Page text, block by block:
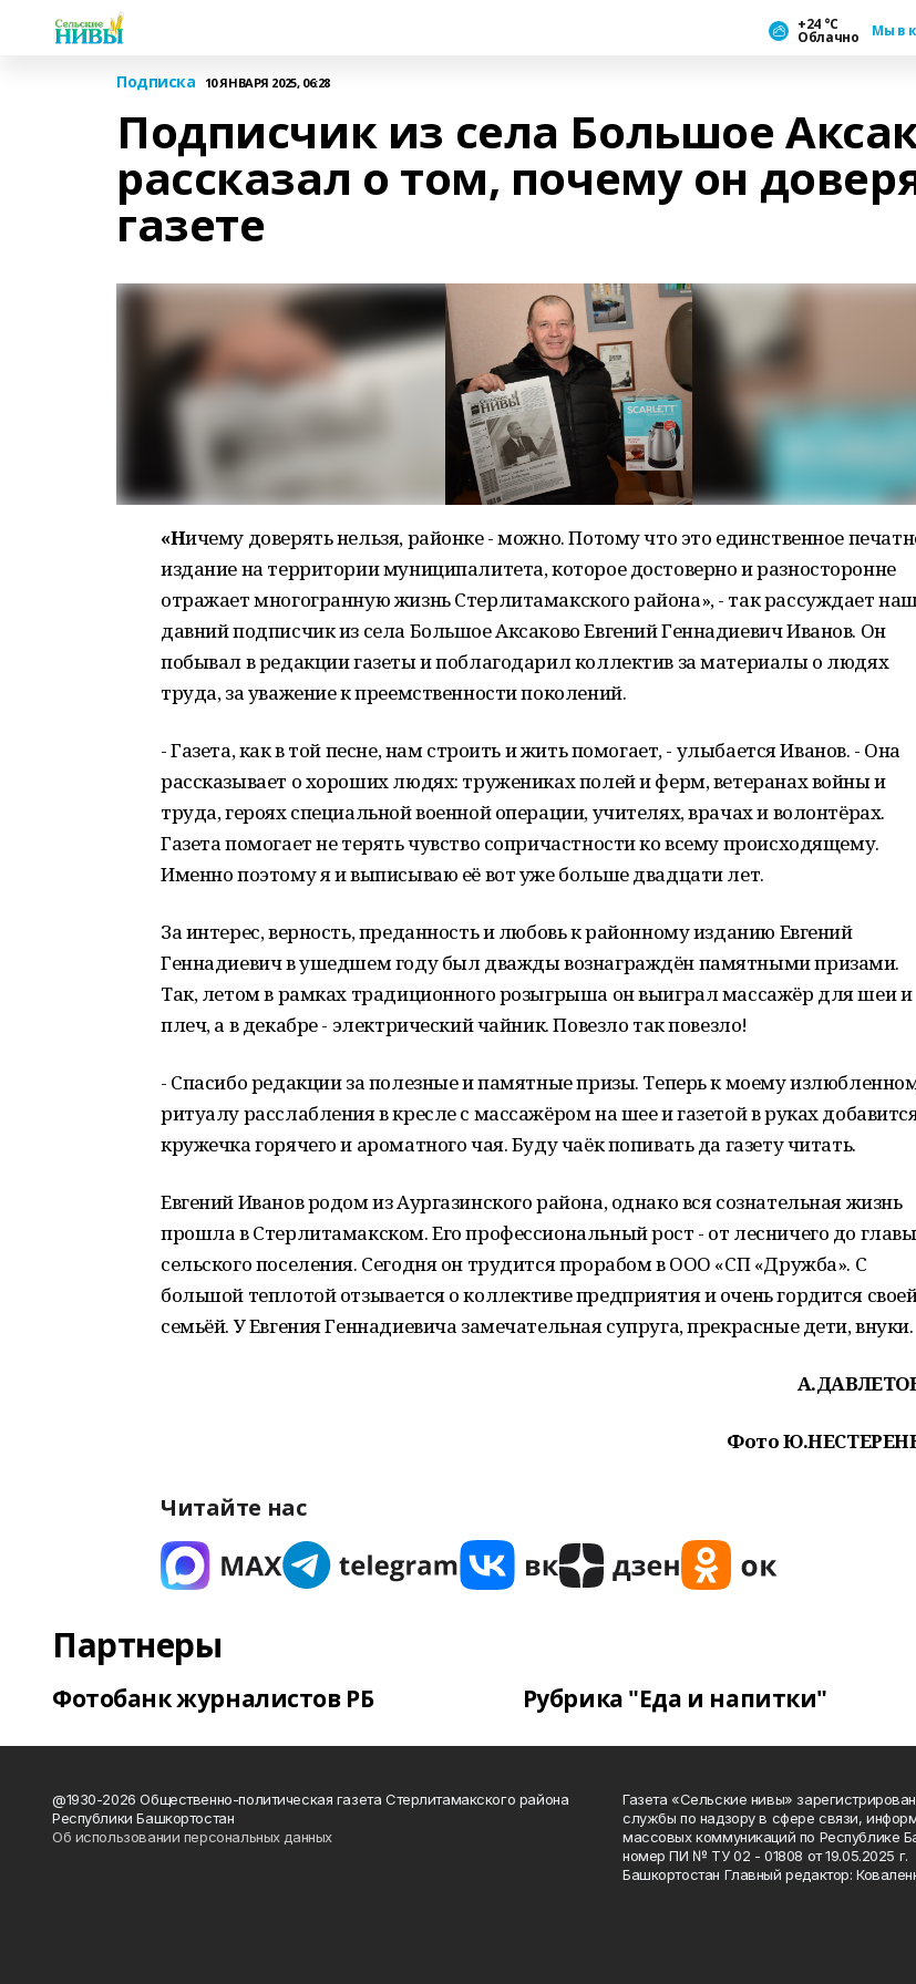
+24 °С
Облачно Мы в
Подписка 10 ЯНВАРЯ 2025, 06:28
Подписчик из села Большое
рассказал о том, почему он
газете
«Ничему доверять нельзя, районке - можно. Потому что это единственное
издание на территории муниципалитета, которое достоверно и разносторонне
отражает многогранную жизнь Стерлитамакского района», - так рассуждает
давний подписчик из села Большое Аксаково Евгений Геннадиевич Иванов. Он
побывал в редакции газеты и поблагодарил коллектив за материалы о людях
труда, за уважение к преемственности поколений.
- Газета, как в той песне, нам строить и жить помогает, - улыбается Иванов. - Она
рассказывает о хороших людях: тружениках полей и ферм, ветеранах войны и
труда, героях специальной военной операции, учителях, врачах и волонтёрах.
Газета помогает не терять чувство сопричастности ко всему происходящему.
Именно поэтому я и выписываю её вот уже больше двадцати лет.
За интерес, верность, преданность и любовь к районному изданию Евгений
Геннадиевич в ушедшем году был дважды вознаграждён памятными призами.
Так, летом в рамках традиционного розыгрыша он выиграл массажёр для шеи и
плеч, а в декабре - электрический чайник. Повезло так повезло!
- Спасибо редакции за полезные и памятные призы. Теперь к моему
ритуалу расслабления в кресле с массажёром на шее и газетой в руках
кружечка горячего и ароматного чая. Буду чаёк попивать да газету читать.
Евгений Иванов родом из Аургазинского района, однако вся сознательная жизнь
прошла в Стерлитамакском. Его профессиональный рост - от лесничего до главы
сельского поселения. Сегодня он трудится прорабом в ООО «СП «Дружба». С
большой теплотой отзывается о коллективе предприятия и очень гордится
семьёй. У Евгения Геннадиевича замечательная супруга, прекрасные дети, внуки.
Фото
Читайте нас
Партнеры
Фотобанк журналистов РБ Рубрика "Еда и напитки"
@1930-2026 Общественно-политическая газета Стерлитамакского района
Республики Башкортостан
Об использовании персональных данных
Газета «Сельские нивы»
службы по надзору в сфере связи,
массовых коммуникаций по Республике
номер ПИ № ТУ 02 - 01808 от 19.05.2025 г.
Башкортостан Главный редактор: